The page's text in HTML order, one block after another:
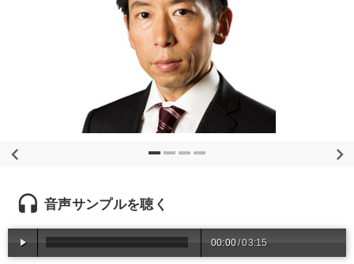
優秀各社の智恵と戦略 事業家のロマンと経営
専門家のアドバイス
リーダーの器量を学ぶ
テーマ
【1月】音声・映像 経営戦略・経営実務
最新技術・トレンド 社員が自律的に動き出す組織づくり
headset 音声サンプルを聴く
00:00/03:15